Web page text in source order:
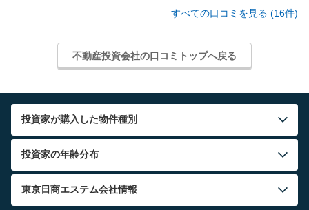
すべての口コミを見る (16件)
不動産投資会社の口コミトップへ戻る
投資家が購入した物件種別
投資家の年齢分布
東京日商エステム会社情報